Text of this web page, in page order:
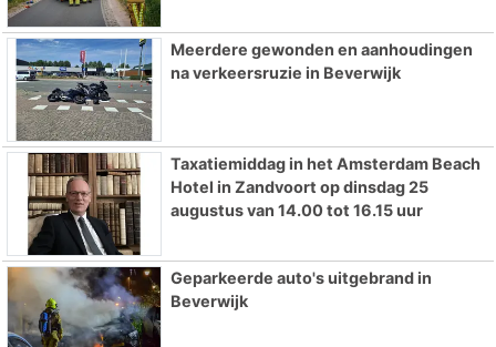
Meerdere gewonden en aanhoudingen
na verkeersruzie in Beverwijk
Taxatiemiddag in het Amsterdam Beach
Hotel in Zandvoort op dinsdag 25
augustus van 14.00 tot 16.15 uur
Geparkeerde auto's uitgebrand in
Beverwijk